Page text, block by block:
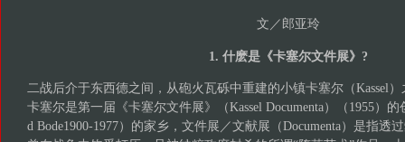
文／郎亚玲
1. 什麽是《卡塞尔文件展》?
二战后介于东西德之间，从砲火瓦砾中重建的小镇卡塞尔（Kassel
卡塞尔是第一届《卡塞尔文件展》（Kassel Documenta）（1955）
d Bode1900-1977）的家乡，文件展／文献展（Documenta）是指透